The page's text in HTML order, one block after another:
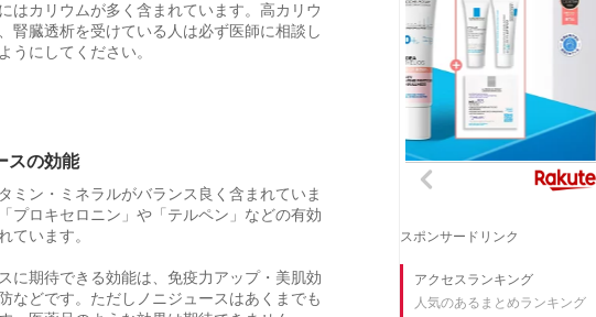
はカリウムが多く含まれています。高カリウ
腎臓透析を受けている人は必ず医師に相談し
うにしてください。
スの効能
ミン・ミネラルがバランス良く含まれていま
プロキセロニン」や「テルペン」などの有効
ています。
に期待できる効能は、免疫力アップ・美肌効
などです。ただしノニジュースはあくまでも
スポンサードリンク
アクセスランキング
人気のあるまとめランキング